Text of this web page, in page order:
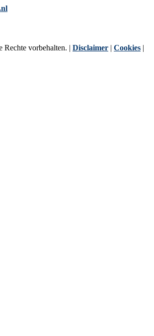
vorbehalten. | Disclaimer | Cookies |